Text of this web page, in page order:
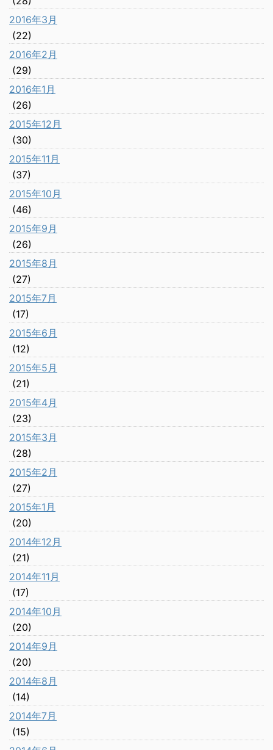
2016年3月
(22)
2016年2月
(29)
2016年1月
(26)
2015年12月
(30)
2015年11月
(37)
2015年10月
(46)
2015年9月
(26)
2015年8月
(27)
2015年7月
(17)
2015年6月
(12)
2015年5月
(21)
2015年4月
(23)
2015年3月
(28)
2015年2月
(27)
2015年1月
(20)
2014年12月
(21)
2014年11月
(17)
2014年10月
(20)
2014年9月
(20)
2014年8月
(14)
2014年7月
(15)